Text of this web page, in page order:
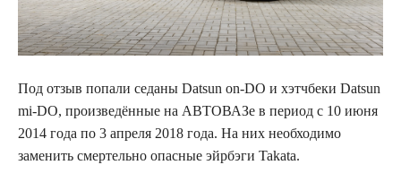
Под отзыв попали седаны Datsun on-DO и хэтчбеки Datsun
mi-DO, произведённые на АВТОВАЗе в период с 10 июня
2014 года по 3 апреля 2018 года. На них необходимо
заменить смертельно опасные эйрбэги Takata.